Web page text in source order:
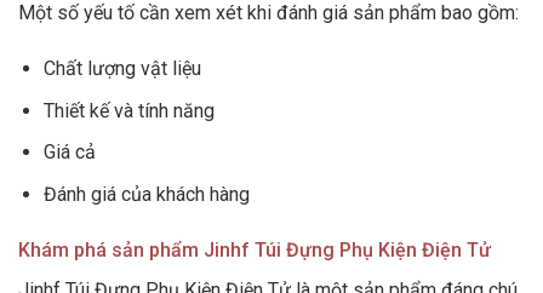
Một số yếu tố cần xem xét khi đánh giá sản phẩm bao gồm:
Chất lượng vật liệu
Thiết kế và tính năng
Giá cả
Đánh giá của khách hàng
Khám phá sản phẩm Jinhf Túi Đựng Phụ Kiện Điện Tử